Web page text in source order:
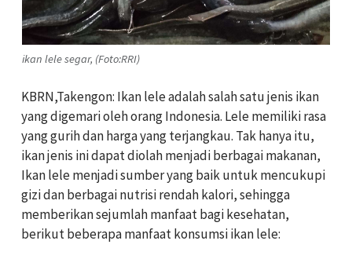
ikan lele segar, (Foto:RRI)
KBRN,Takengon: Ikan lele adalah salah satu jenis ikan
yang digemari oleh orang Indonesia. Lele memiliki rasa
yang gurih dan harga yang terjangkau. Tak hanya itu,
ikan jenis ini dapat diolah menjadi berbagai makanan,
Ikan lele menjadi sumber yang baik untuk mencukupi
gizi dan berbagai nutrisi rendah kalori, sehingga
memberikan sejumlah manfaat bagi kesehatan,
berikut beberapa manfaat konsumsi ikan lele: